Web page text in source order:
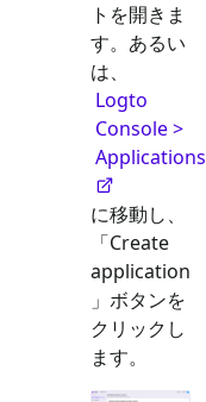
トを開きま
す。あるい
は、
Logto
Console >
Applications
に移動し、
「Create
application
」ボタンを
クリックし
ます。